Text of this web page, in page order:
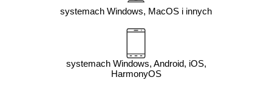
systemach Windows, MacOS i innych
systemach Windows, Android, iOS,
HarmonyOS